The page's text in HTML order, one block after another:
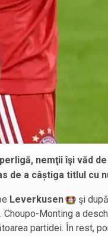
nemţii îşi văd
de a câștiga titlul cu
Leverkusen
şi
Choupo-Monting a
partidei. În rest,